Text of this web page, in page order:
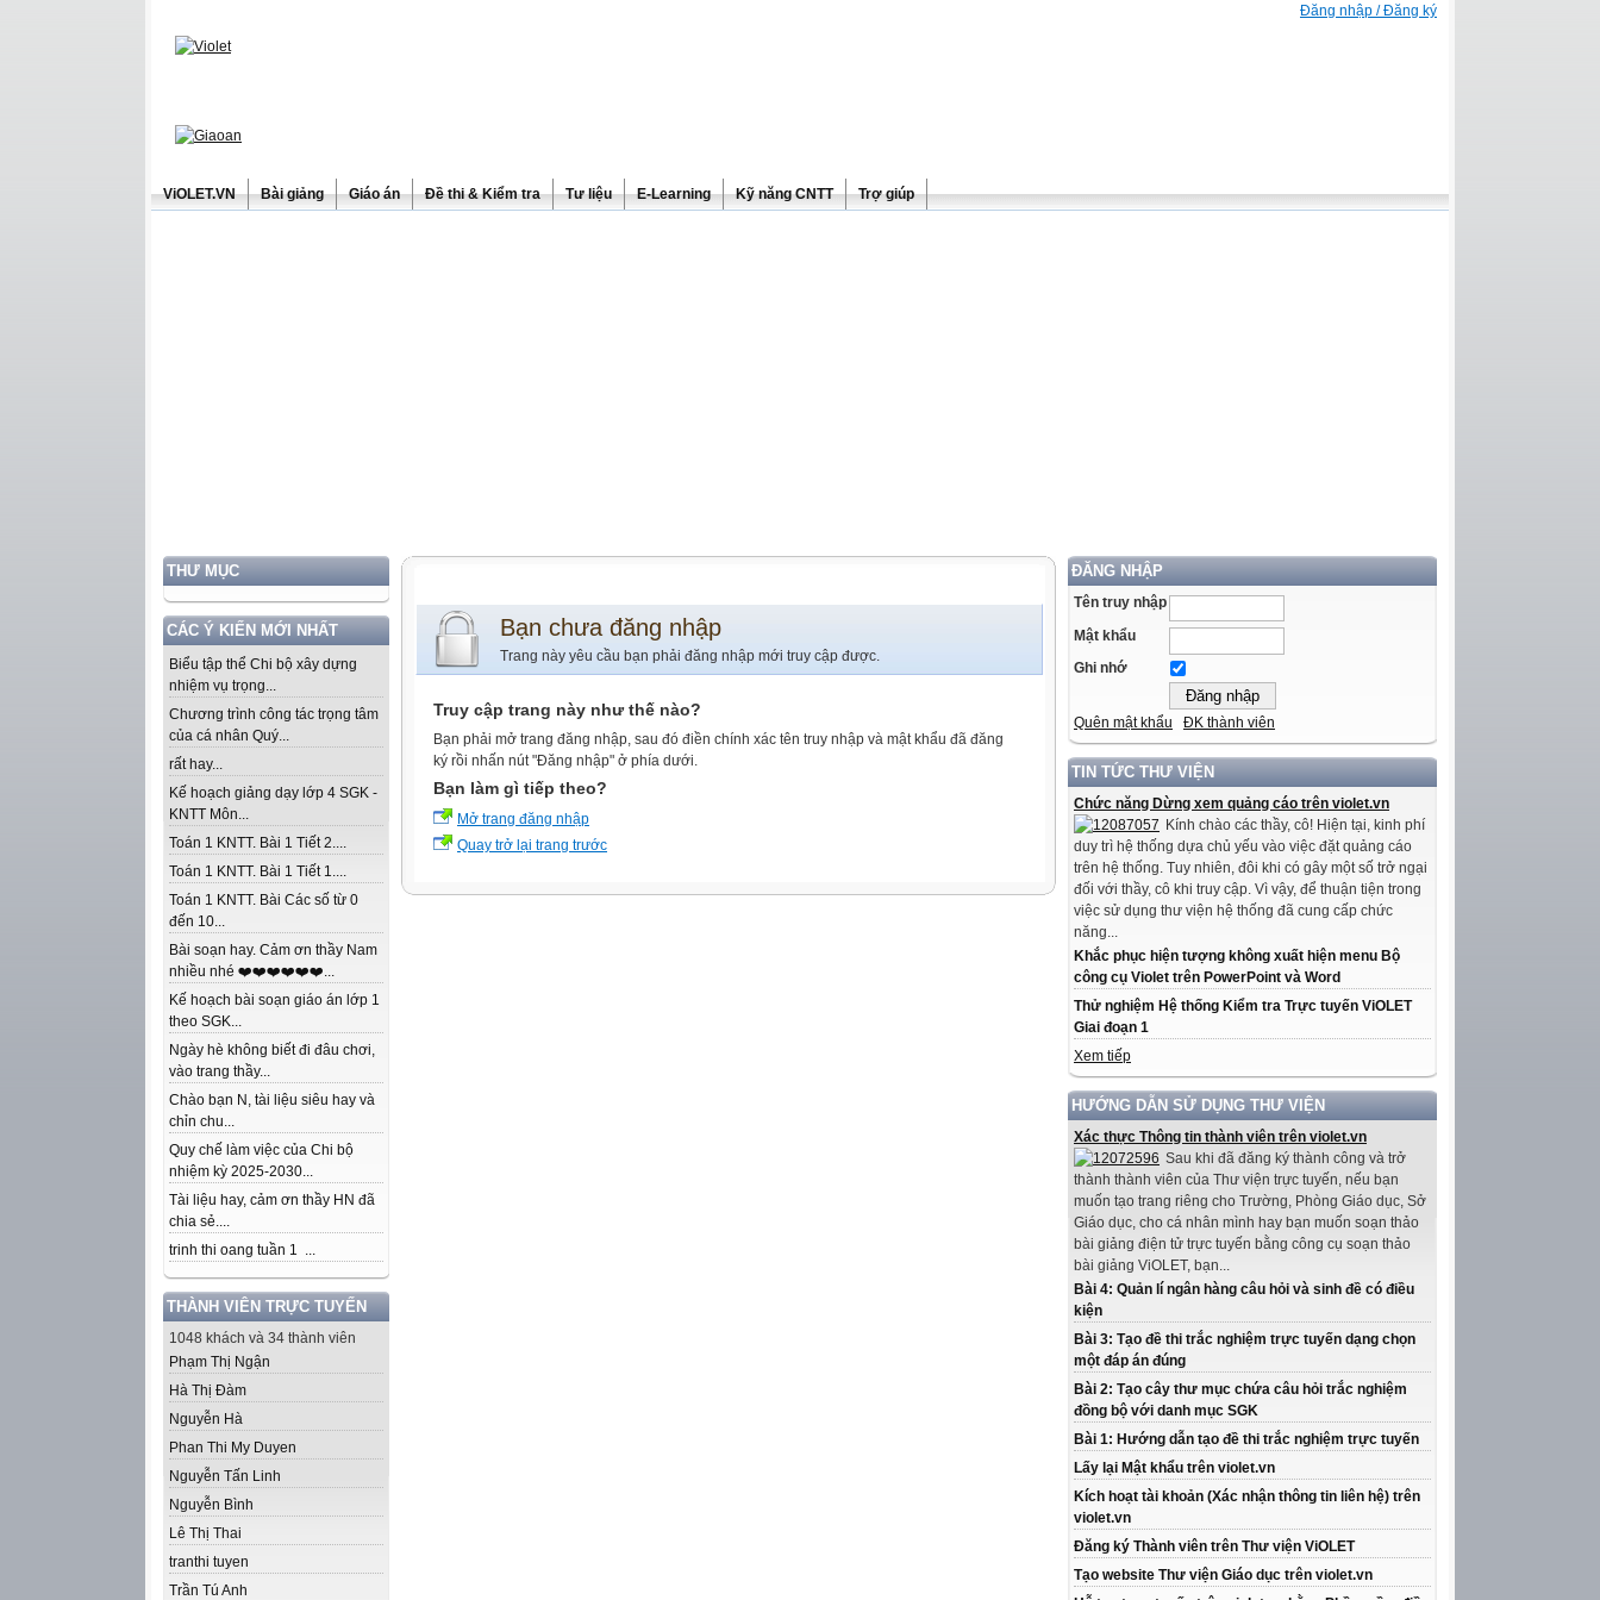
Đăng nhập / Đăng ký
ViOLET.VN Bài giảng Giáo án Đề thi & Kiểm tra Tư liệu E-Learning Kỹ năng CNTT Trợ giúp
THƯ MỤC
CÁC Ý KIẾN MỚI NHẤT
Biểu tập thể Chi bộ xây dựng
nhiệm vụ trọng...
Chương trình công tác trọng tâm
của cá nhân Quý...
rất hay...
Kế hoạch giảng dạy lớp 4 SGK -
KNTT Môn...
Toán 1 KNTT. Bài 1 Tiết 2....
Toán 1 KNTT. Bài 1 Tiết 1....
Toán 1 KNTT. Bài Các số từ 0
đến 10...
Bài soạn hay. Cảm ơn thầy Nam
nhiều nhé ❤️❤️❤️❤️❤️❤️...
Kế hoạch bài soạn giáo án lớp 1
theo SGK...
Ngày hè không biết đi đâu chơi,
vào trang thầy...
Chào bạn N, tài liệu siêu hay và
chỉn chu...
Quy chế làm việc của Chi bộ
nhiệm kỳ 2025-2030...
Tài liệu hay, cảm ơn thầy HN đã
chia sẻ....
trinh thi oang tuần 1 ...
THÀNH VIÊN TRỰC TUYẾN
1048 khách và 34 thành viên
Phạm Thị Ngận
Hà Thị Đàm
Nguyễn Hà
Phan Thi My Duyen
Nguyễn Tấn Linh
Nguyễn Bình
Lê Thị Thai
tranthi tuyen
Trần Tú Anh
ĐĂNG NHẬP
Tên truy nhập
Mật khẩu
Ghi nhớ
Quên mật khẩu ĐK thành viên
TIN TỨC THƯ VIỆN
Chức năng Dừng xem quảng cáo trên violet.vn
Kính chào các thầy, cô! Hiện tại, kinh phí
duy trì hệ thống dựa chủ yếu vào việc đặt quảng cáo
trên hệ thống. Tuy nhiên, đôi khi có gây một số trở ngại
đối với thầy, cô khi truy cập. Vì vậy, để thuận tiện trong
việc sử dụng thư viện hệ thống đã cung cấp chức
năng...
Khắc phục hiện tượng không xuất hiện menu Bộ
công cụ Violet trên PowerPoint và Word
Thử nghiệm Hệ thống Kiểm tra Trực tuyến ViOLET
Giai đoạn 1
Xem tiếp
HƯỚNG DẪN SỬ DỤNG THƯ VIỆN
Xác thực Thông tin thành viên trên violet.vn
Sau khi đã đăng ký thành công và trở
thành thành viên của Thư viện trực tuyến, nếu bạn
muốn tạo trang riêng cho Trường, Phòng Giáo dục, Sở
Giáo dục, cho cá nhân mình hay bạn muốn soạn thảo
bài giảng điện tử trực tuyến bằng công cụ soạn thảo
bài giảng ViOLET, bạn...
Bài 4: Quản lí ngân hàng câu hỏi và sinh đề có điều
kiện
Bài 3: Tạo đề thi trắc nghiệm trực tuyến dạng chọn
một đáp án đúng
Bài 2: Tạo cây thư mục chứa câu hỏi trắc nghiệm
đồng bộ với danh mục SGK
Bài 1: Hướng dẫn tạo đề thi trắc nghiệm trực tuyến
Lấy lại Mật khẩu trên violet.vn
Kích hoạt tài khoản (Xác nhận thông tin liên hệ) trên
violet.vn
Đăng ký Thành viên trên Thư viện ViOLET
Tạo website Thư viện Giáo dục trên violet.vn
Bạn chưa đăng nhập
Trang này yêu cầu bạn phải đăng nhập mới truy cập được.
Truy cập trang này như thế nào?
Bạn phải mở trang đăng nhập, sau đó điền chính xác tên truy nhập và mật khẩu đã đăng
ký rồi nhấn nút "Đăng nhập" ở phía dưới.
Bạn làm gì tiếp theo?
Mở trang đăng nhập
Quay trở lại trang trước